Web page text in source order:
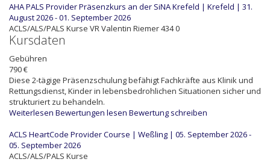
AHA PALS Provider Präsenzkurs an der SiNA Krefeld | Krefeld | 31.
August 2026 - 01. September 2026
ACLS/ALS/PALS Kurse VRValentin Riemer4340
Kursdaten
Gebühren
790 €
Diese 2-tägige Präsenzschulung befähigt Fachkräfte aus Klinik und
Rettungsdienst, Kinder in lebensbedrohlichen Situationen sicher und
strukturiert zu behandeln.
Weiterlesen Bewertungen lesen Bewertung schreiben
ACLS HeartCode Provider Course | Weßling | 05. September 2026 -
05. September 2026
ACLS/ALS/PALS Kurse